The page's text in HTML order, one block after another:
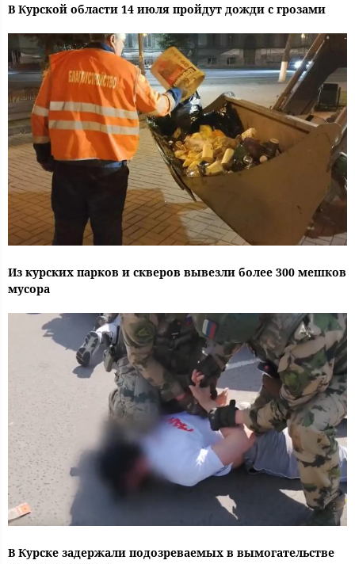
В Курской области 14 июля пройдут дожди с грозами
Из курских парков и скверов вывезли более 300 мешков
мусора
В Курске задержали подозреваемых в вымогательстве